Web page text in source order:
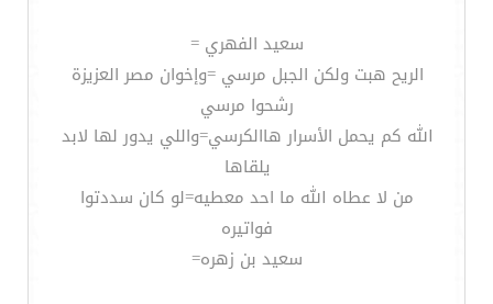
سعيد الفهري =
الريح هبت ولكن الجبل مرسي =وإخوان مصر العزيزة
رشحوا مرسي
الله كم يحمل الأسرار هاالكرسي=واللي يدور لها لابد
يلقاها
من لا عطاه الله ما احد معطيه=لو كان سددتوا
فواتيره
سعيد بن زهره=